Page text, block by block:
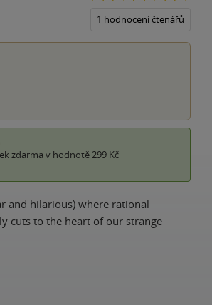
1 hodnocení čtenářů
zdarma v hodnotě 299 Kč
and hilarious) where rational
cuts to the heart of our strange